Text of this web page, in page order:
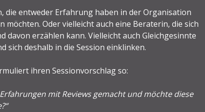
die entweder Erfahrung haben in der Organisation
Oder vielleicht auch eine Beraterin, die sich
erzählen kann. Vielleicht auch Gleichgesinnte
sich deshalb in die Session einklinken.
ihren Sessionvorschlag so:
mit Reviews gemacht und möchte diese